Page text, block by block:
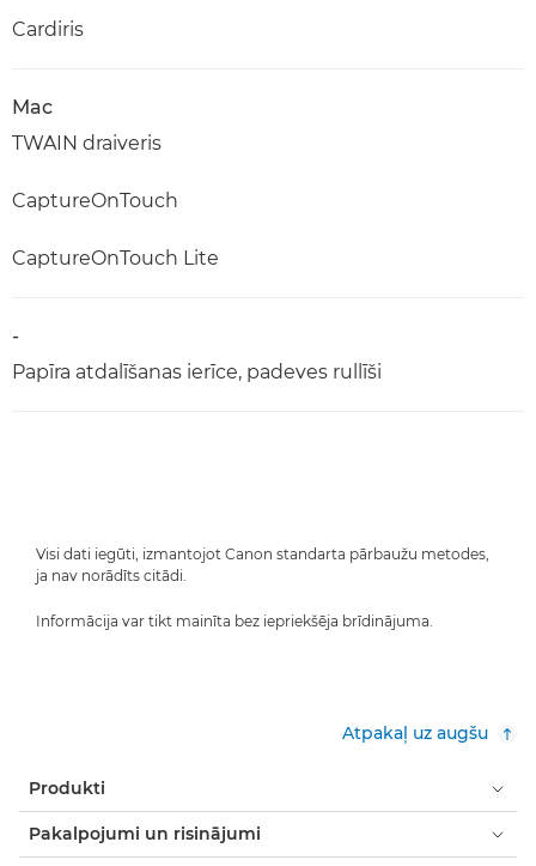
Cardiris
Mac
TWAIN draiveris
CaptureOnTouch
CaptureOnTouch Lite
-
Papīra atdalīšanas ierīce, padeves rullīši
Visi dati iegūti, izmantojot Canon standarta pārbaužu metodes,
ja nav norādīts citādi.
Informācija var tikt mainīta bez iepriekšēja brīdinājuma.
Atpakaļ uz augšu
Produkti
Pakalpojumi un risinājumi